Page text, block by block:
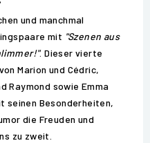
und manchmal
mit "Szenen aus
. Dieser vierte
Marion und Cédric,
Raymond sowie Emma
seinen Besonderheiten,
die Freuden und
zu zweit.